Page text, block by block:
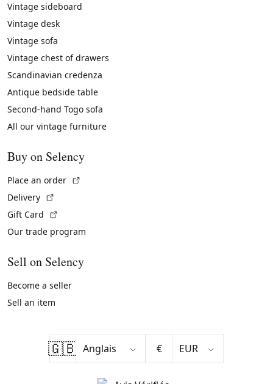
Vintage sideboard
Vintage desk
Vintage sofa
Vintage chest of drawers
Scandinavian credenza
Antique bedside table
Second-hand Togo sofa
All our vintage furniture
Buy on Selency
Place an order
Delivery
Gift Card
Our trade program
Sell on Selency
Become a seller
Sell an item
🇬🇧 €